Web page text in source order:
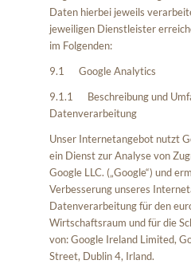
Daten hierbei jeweils
jeweiligen Dienstleister
im Folgenden:
9.1 Google Analytics
9.1.1 Beschreibung und
Datenverarbeitung
Unser Internetangebot nutzt
ein Dienst zur Analyse von
Google LLC. („Google“) und
Verbesserung unseres
Datenverarbeitung für den
Wirtschaftsraum und für die
von: Google Ireland Limited,
Street, Dublin 4, Irland.